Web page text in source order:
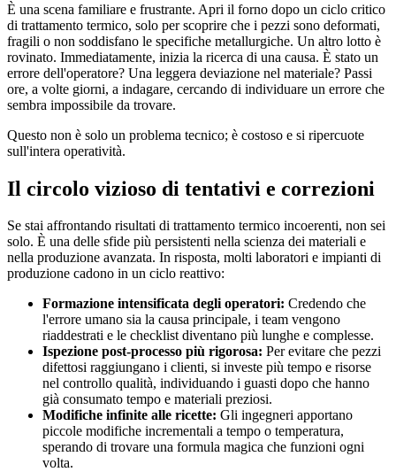
È una scena familiare e frustrante. Apri il forno dopo un ciclo critico
di trattamento termico, solo per scoprire che i pezzi sono deformati,
fragili o non soddisfano le specifiche metallurgiche. Un altro lotto è
rovinato. Immediatamente, inizia la ricerca di una causa. È stato un
errore dell'operatore? Una leggera deviazione nel materiale? Passi
ore, a volte giorni, a indagare, cercando di individuare un errore che
sembra impossibile da trovare.
Questo non è solo un problema tecnico; è costoso e si ripercuote
sull'intera operatività.
Il circolo vizioso di tentativi e correzioni
Se stai affrontando risultati di trattamento termico incoerenti, non sei
solo. È una delle sfide più persistenti nella scienza dei materiali e
nella produzione avanzata. In risposta, molti laboratori e impianti di
produzione cadono in un ciclo reattivo:
Formazione intensificata degli operatori: Credendo che
l'errore umano sia la causa principale, i team vengono
riaddestrati e le checklist diventano più lunghe e complesse.
Ispezione post-processo più rigorosa: Per evitare che pezzi
difettosi raggiungano i clienti, si investe più tempo e risorse
nel controllo qualità, individuando i guasti dopo che hanno
già consumato tempo e materiali preziosi.
Modifiche infinite alle ricette: Gli ingegneri apportano
piccole modifiche incrementali a tempo o temperatura,
sperando di trovare una formula magica che funzioni ogni
volta.